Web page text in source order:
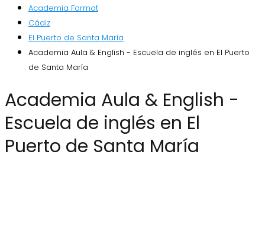
Academia Format
Cádiz
El Puerto de Santa María
Academia Aula & English - Escuela de inglés en El Puerto
de Santa María
Academia Aula & English -
Escuela de inglés en El
Puerto de Santa María